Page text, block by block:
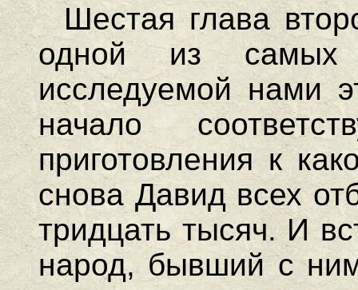
Шестая глава
одной из самых
исследуемой нами
начало
приготовления к
снова Давид всех
тридцать тысяч. И
народ, бывший с